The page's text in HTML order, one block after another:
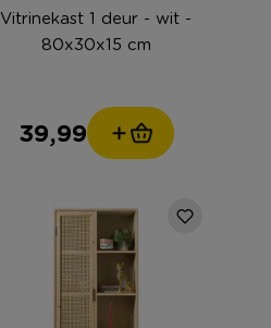
Vitrinekast 1 deur - wit -
80x30x15 cm
39,99